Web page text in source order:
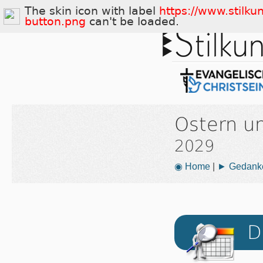
Ostern
2029
◉ Home| ►
The skin icon with label
https://
button.png can't be loaded.